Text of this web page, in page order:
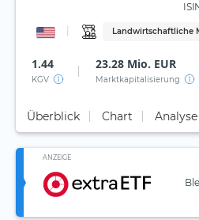
Landwirtschaftliche
1.44
KGV
23.28 Mio. EUR
Marktkapitalisierung
Überblick Chart Analyse
ANZEIGE